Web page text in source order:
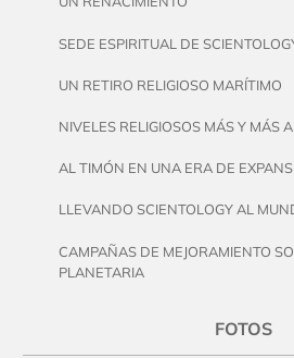
SEDE ESPIRITUAL DE
UN RETIRO RELIGIOSO MARÍTIMO
NIVELES RELIGIOSOS MÁS Y MÁS
AL TIMÓN EN UNA ERA DE
LLEVANDO SCIENTOLOGY AL
CAMPAÑAS DE MEJORAMIENTO
PLANETARIA
FOTOS